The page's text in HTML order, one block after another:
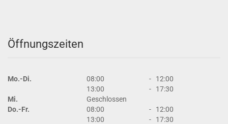
Öffnungszeiten
Mo.-Di. 08:00 -
12:00
13:00
-
17:30
Mi.
Geschlossen
Do.-Fr.
08:00 -
12:00
13:00
-
17:30